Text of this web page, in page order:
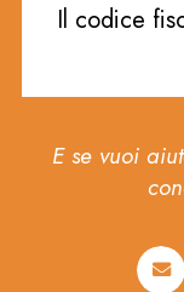
Il codice
E se vuoi